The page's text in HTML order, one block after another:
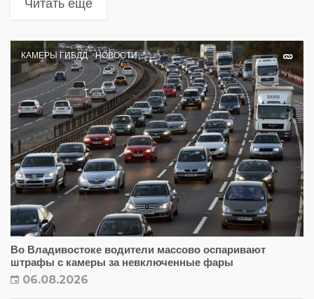
Читать еще
КАМЕРЫ ГИБДД НОВОСТИ
Во Владивостоке водители массово оспаривают
штрафы с камеры за невключенные фары
06.08.2026